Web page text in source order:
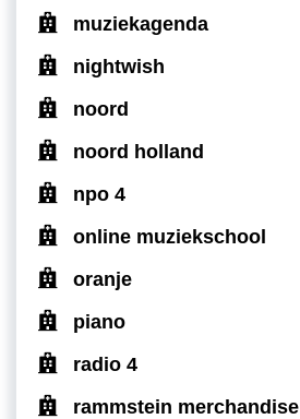
muziekagenda
nightwish
noord
noord holland
npo 4
online muziekschool
oranje
piano
radio 4
rammstein merchandise